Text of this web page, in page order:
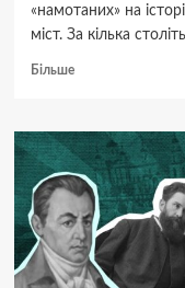
«намотаних» на
міст. За кілька
БільшеДокладніше
Полтави:
опис,
символіка
та
повна
історія
від
XIV